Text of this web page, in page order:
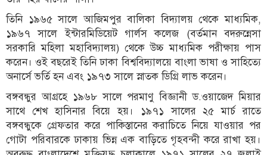
তিনি ১৯৬৫ সালে আজিমপুর বালিকা বিদ্যালয় থেকে মাধ্যমিক,
১৯৬৭ সালে ইন্টারমিডিয়েট গার্লস কলেজ (বর্তমান বদরুন্নেসা
সরকারি মহিলা মহাবিদ্যালয়) থেকে উচ্চ মাধ্যমিক পরীক্ষায় পাস
করেন। ওই বছরেই তিনি ঢাকা বিশ্ববিদ্যালয়ে বাংলা ভাষা ও সাহিত্যে
অনার্সে ভর্তি হন এবং ১৯৭৩ সালে স্নাতক ডিগ্রি লাভ করেন।
বঙ্গবন্ধুর আগ্রহে ১৯৬৮ সালে পরমাণু বিজ্ঞানী ড.ওয়াজেদ মিয়ার
সাথে শেখ হাসিনার বিয়ে হয়। ১৯৭১ সালের ২৫ মার্চ রাতে
বঙ্গবন্ধুকে গ্রেফতার করে পাকিস্তানের করাচিতে নিয়ে যাওয়ার পর
গোটা পরিবারকে ঢাকায় ভিন্ন এক বাড়িতে গৃহবন্দী করে রাখা হয়।